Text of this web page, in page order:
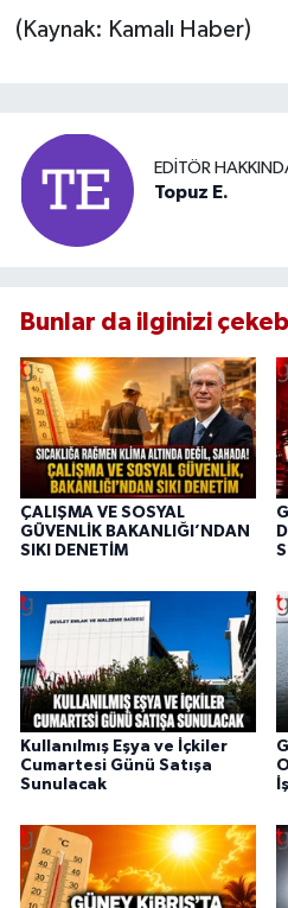
(Kaynak: Kamalı Haber)
EDITÖR
Topuz E.
Bunlar da ilginizi
ÇALIŞMA VE SOSYAL
GÜVENLİK BAKANLIĞI’NDAN
SIKI DENETİM
Kullanılmış Eşya ve İçkiler
Cumartesi Günü Satışa
Sunulacak